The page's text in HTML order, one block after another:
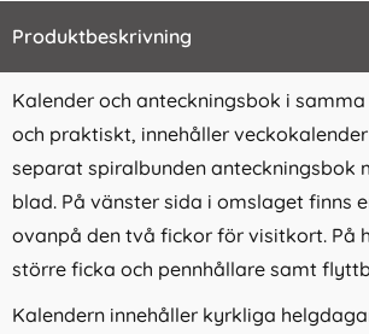
Produktbeskrivning
Kalender och anteckningsbok i
och praktiskt, innehåller
separat spiralbunden anteckningsbok
blad. På vänster sida i omslaget finns
ovanpå den två fickor för visitkort. På
större ficka och pennhållare samt
Kalendern innehåller kyrkliga